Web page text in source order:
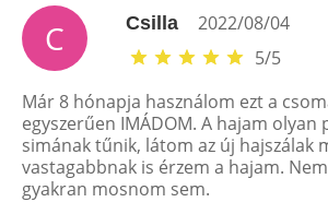
C Csilla
2022/08/04
5/5
Már 8 hónapja használom ezt a
egyszerűen IMÁDOM. A hajam olyan
simának tűnik, látom az új hajszálak
vastagabbnak is érzem a hajam.
gyakran mosnom sem.